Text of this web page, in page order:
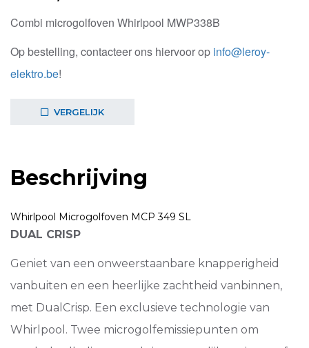
Combi microgolfoven Whirlpool MWP338B
Op bestelling, contacteer ons hiervoor op info@leroy-
elektro.be!
VERGELIJK
Beschrijving
Whirlpool Microgolfoven MCP 349 SL
DUAL CRISP
Geniet van een onweerstaanbare knapperigheid
vanbuiten en een heerlijke zachtheid vanbinnen,
met DualCrisp. Een exclusieve technologie van
Whirlpool. Twee microgolfemissiepunten om